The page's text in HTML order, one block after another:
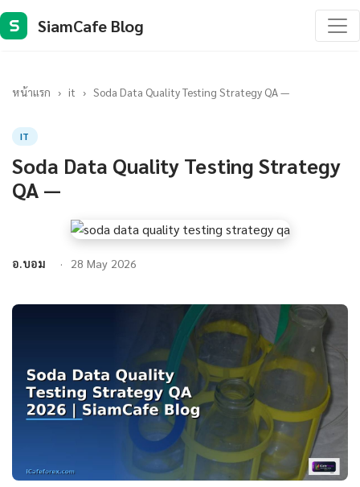
S SiamCafe Blog
หน้าแรก › it › Soda Data Quality Testing Strategy QA —
IT
Soda Data Quality Testing Strategy
QA —
อ.บอม 28 May 2026